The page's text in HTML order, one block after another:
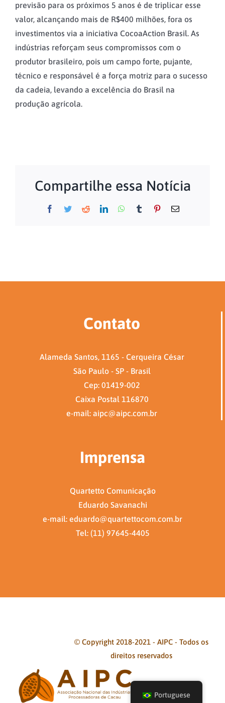
previsão para os próximos 5 anos é de triplicar esse
valor, alcançando mais de R$400 milhões, fora os
investimentos via a iniciativa CocoaAction Brasil. As
indústrias reforçam seus compromissos com o
produtor brasileiro, pois um campo forte, pujante,
técnico e responsável é a força motriz para o sucesso
da cadeia, levando a excelência do Brasil na
produção agrícola.
Compartilhe essa Notícia
Facebook
TwitterRedditLinkedInWhatsApp
Tumblr Pinterest
E-
Contato
Alameda Santos, 1165 - Cerqueira César
São Paulo - SP - Brasil
Cep: 01419-002
Caixa Postal 116870
e-mail: aipc@aipc.com.br
Imprensa
Quartetto Comunicação
Eduardo Savanachi
e-mail: eduardo@quartettocom.com.br
Tel: (11) 97645-4405
© Copyright 2018-2021 - AIPC - Todos os
direitos reservados
Facebook
Portuguese